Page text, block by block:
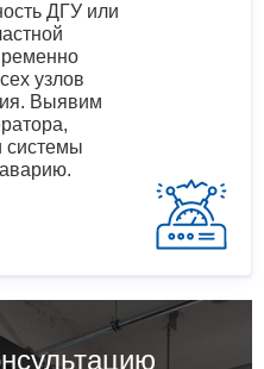
ДГУ или
узлов
Выявим
системы